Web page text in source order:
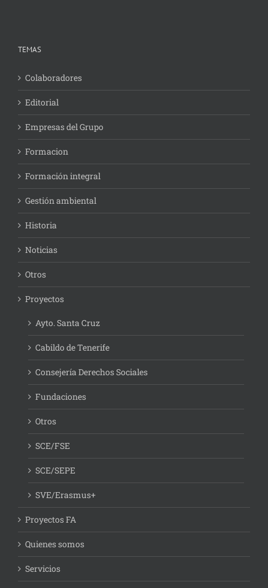
TEMAS
Colaboradores
Editorial
Empresas del Grupo
Formacion
Formación integral
Gestión ambiental
Historia
Noticias
Otros
Proyectos
Ayto. Santa Cruz
Cabildo de Tenerife
Consejería Derechos Sociales
Fundaciones
Otros
SCE/FSE
SCE/SEPE
SVE/Erasmus+
Proyectos FA
Quienes somos
Servicios